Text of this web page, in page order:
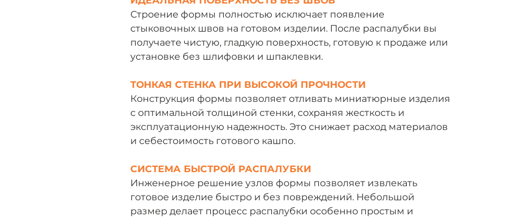
Строение формы полностью исключает появление
стыковочных швов на готовом изделии. После распалубки вы
получаете чистую, гладкую поверхность, готовую к продаже или
установке без шлифовки и шпаклевки.
ТОНКАЯ СТЕНКА ПРИ ВЫСОКОЙ ПРОЧНОСТИ
Конструкция формы позволяет отливать миниатюрные изделия
с оптимальной толщиной стенки, сохраняя жесткость и
эксплуатационную надежность. Это снижает расход материалов
и себестоимость готового кашпо.
СИСТЕМА БЫСТРОЙ РАСПАЛУБКИ
Инженерное решение узлов формы позволяет извлекать
готовое изделие быстро и без повреждений. Небольшой
размер делает процесс распалубки особенно простым и